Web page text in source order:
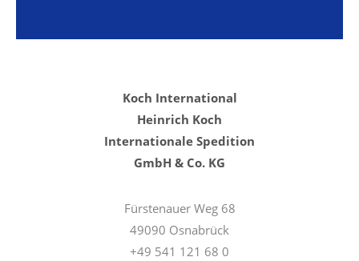
Koch International
Heinrich Koch
Internationale Spedition
GmbH & Co. KG
Fürstenauer Weg 68
49090 Osnabrück
+49 541 121 68 0